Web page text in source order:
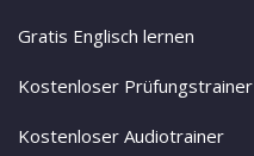
Gratis Englisch lernen
Kostenloser Prüfungstrainer
Kostenloser Audiotrainer